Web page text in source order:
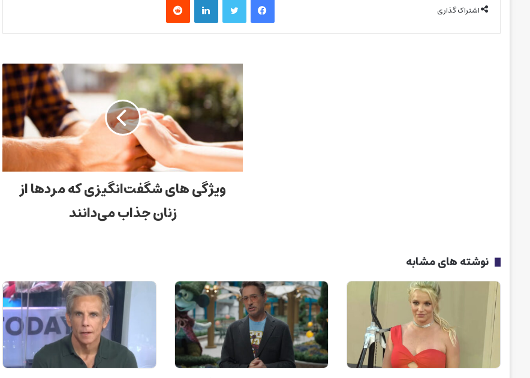
اشتراک گذاری
ویژگی های شگفت‌انگیزی که مردها از
زنان جذاب می‌دانند
نوشته های مشابه